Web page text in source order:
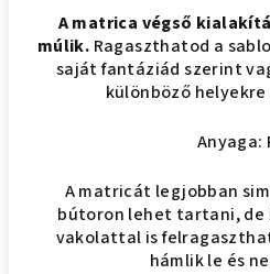
A matrica végső
múlik. Ragaszthatod a
saját fantáziád szerint
különböző
Anyaga:
A matricát legjobban
bútoron lehet tartani, de
vakolattal is
hámlik le és